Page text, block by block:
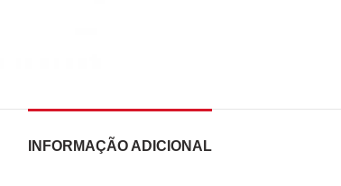
INFORMAÇÃO ADICIONAL